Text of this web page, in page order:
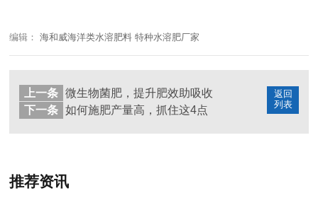
编辑：海和威海洋类水溶肥料 特种水溶肥厂家
返回
列表
上一条
微生物菌肥，提升肥效助吸收
下一条
如何施肥产量高，抓住这4点
推荐资讯